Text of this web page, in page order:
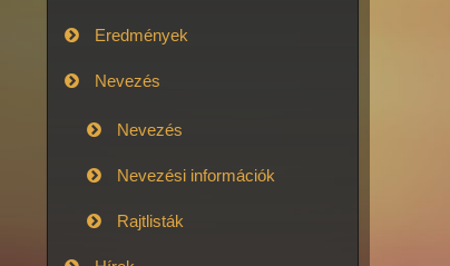
Eredmények
Nevezés
Nevezés
Nevezési információk
Rajtlisták